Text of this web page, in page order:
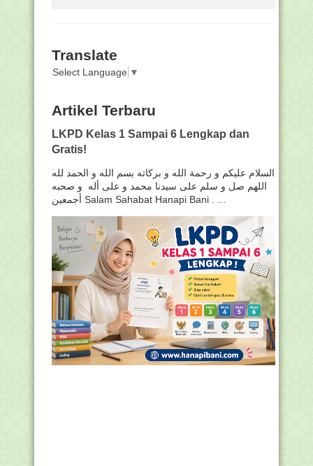
Translate
Select Language ▼
Artikel Terbaru
LKPD Kelas 1 Sampai 6 Lengkap dan
Gratis!
السلام عليكم و رحمة الله و بركاته بسم الله و الحمد لله
اللهم صل و سلم على سيدنا محمد و على أله و صحبه
أجمعين Salam Sahabat Hanapi Bani . ...